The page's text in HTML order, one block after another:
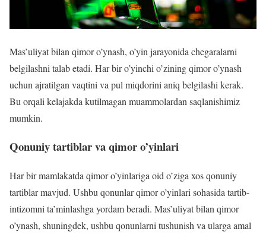
Mas’uliyat bilan qimor o’ynash, o’yin jarayonida chegaralarni
belgilashni talab etadi. Har bir o’yinchi o’zining qimor o’ynash
uchun ajratilgan vaqtini va pul miqdorini aniq belgilashi kerak.
Bu orqali kelajakda kutilmagan muammolardan saqlanishimiz
mumkin.
Qonuniy tartiblar va qimor o’yinlari
Har bir mamlakatda qimor o’yinlariga oid o’ziga xos qonuniy
tartiblar mavjud. Ushbu qonunlar qimor o’yinlari sohasida tartib-
intizomni ta’minlashga yordam beradi. Mas’uliyat bilan qimor
o’ynash, shuningdek, ushbu qonunlarni tushunish va ularga amal